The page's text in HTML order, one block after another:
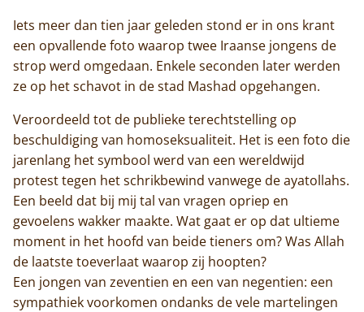
Iets meer dan tien jaar geleden stond er in ons krant
een opvallende foto waarop twee Iraanse jongens de
strop werd omgedaan. Enkele seconden later werden
ze op het schavot in de stad Mashad opgehangen.
Veroordeeld tot de publieke terechtstelling op
beschuldiging van homoseksualiteit. Het is een foto die
jarenlang het symbool werd van een wereldwijd
protest tegen het schrikbewind vanwege de ayatollahs.
Een beeld dat bij mij tal van vragen opriep en
gevoelens wakker maakte. Wat gaat er op dat ultieme
moment in het hoofd van beide tieners om? Was Allah
de laatste toeverlaat waarop zij hoopten?
Een jongen van zeventien en een van negentien: een
sympathiek voorkomen ondanks de vele martelingen